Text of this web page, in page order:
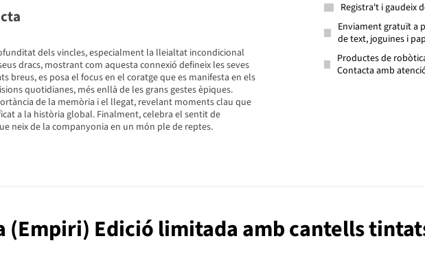
dels vincles, especialment la lleialtat incondicional
dracs, mostrant com aquesta connexió defineix les seves
breus, es posa el focus en el coratge que es manifesta en els
quotidianes, més enllà de les grans gestes èpiques.
de la memòria i el llegat, revelant moments clau que
a la història global. Finalment, celebra el sentit de
neix de la companyonia en un món ple de reptes.
Registra't i gaudeix
Enviament gratuït a
de text, joguines i
Productes de
Contacta amb
(Empiri) Edició limitada amb cantells